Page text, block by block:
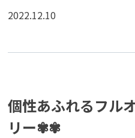
2022.12.10
個性あふれるフル
リー✾✾